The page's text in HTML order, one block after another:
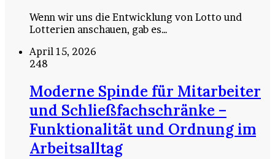
Wenn wir uns die Entwicklung von Lotto und
Lotterien anschauen, gab es…
April 15, 2026
248
Moderne Spinde für Mitarbeiter
und Schließfachschränke –
Funktionalität und Ordnung im
Arbeitsalltag